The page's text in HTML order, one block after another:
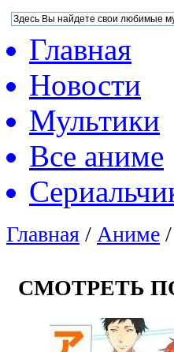
Главная
Новости
Мультики
Все аниме
Главная / Аниме /
СМОТРЕТЬ